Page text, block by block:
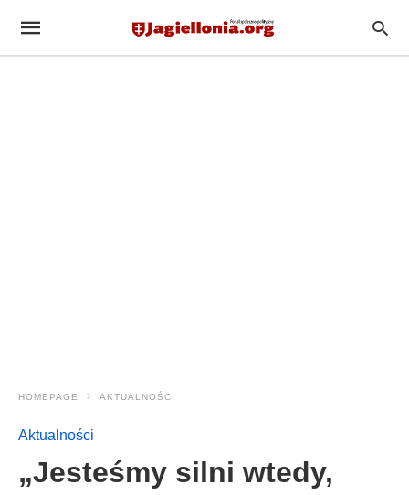
HOMEPAGE AKTUALNOŚCI
Aktualności
„Jesteśmy silni wtedy,